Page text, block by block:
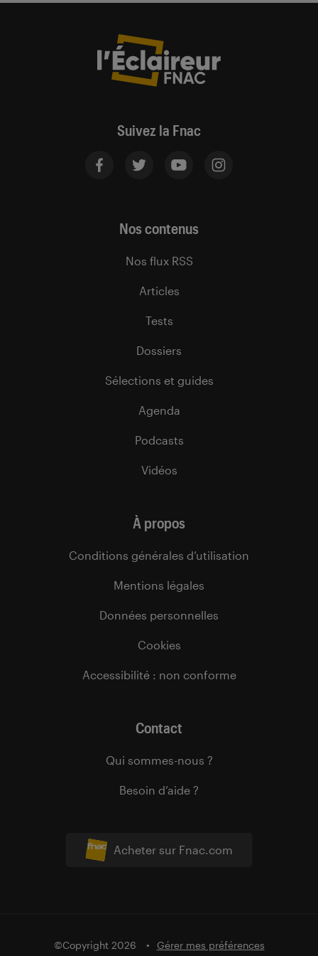
Suivez la Fnac
Acheter sur Fnac.com
Nos contenus
Nos flux RSS
Articles
Tests
Dossiers
Sélections et guides
Agenda
Podcasts
Vidéos
À propos
Conditions générales d’utilisation
Mentions légales
Données personnelles
Cookies
Accessibilité : non conforme
Contact
Qui sommes-nous ?
Besoin d’aide ?
©Copyright 2026 Gérer mes préférences